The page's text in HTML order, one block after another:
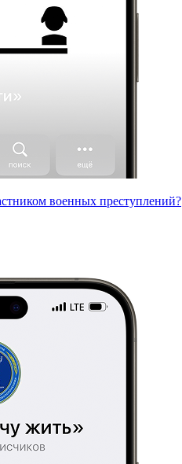
военных преступлений?